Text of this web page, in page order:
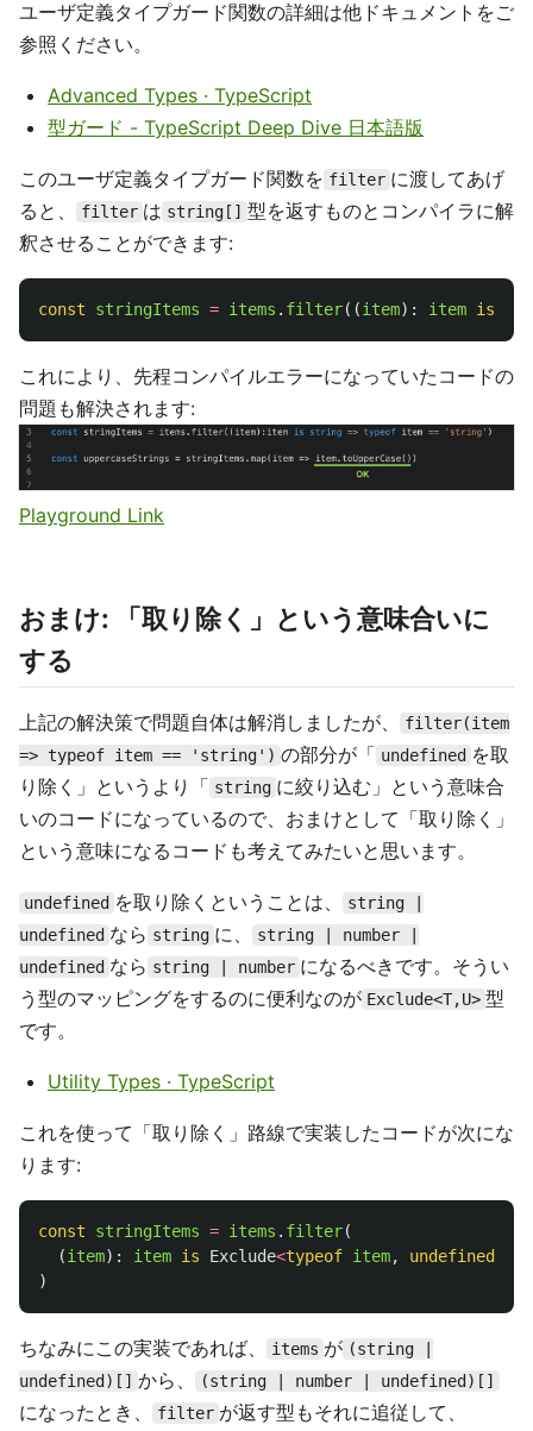
ユーザ定義タイプガード関数の詳細は他ドキュメントをご
参照ください。
Advanced Types · TypeScript
型ガード - TypeScript Deep Dive 日本語版
このユーザ定義タイプガード関数を filter に渡してあげ
ると、
filter は string[] 型を返すものとコンパイラに解
釈させることができます:
const stringItems = items . filter((item): item is
これにより、先程コンパイルエラーになっていたコードの
問題も解決されます:
Playground Link
おまけ: 「取り除く」という意味合いに
する
上記の解決策で問題自体は解消しましたが、
filter(item
=> typeof item == 'string') の部分が「 undefined を取
り除く」というより「 string に絞り込む」という意味合
いのコードになっているので、おまけとして「取り除く」
という意味になるコードも考えてみたいと思います。
undefined を取り除くということは、
string |
undefined なら string に、
string | number |
undefined なら string | number になるべきです。そうい
う型のマッピングをするのに便利なのが Exclude<T,U> 型
です。
Utility Types · TypeScript
これを使って「取り除く」路線で実装したコードが次にな
ります:
const stringItems = items . filter(
(item): item is Exclude<typeof item, undefined
)
ちなみにこの実装であれば、 items が (string |
undefined)[] から、 (string | number | undefined)[]
になったとき、 filter が返す型もそれに追従して、